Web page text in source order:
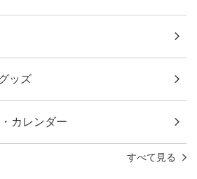
ッズ
カレンダー
すべて見る